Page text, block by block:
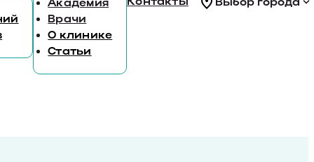
Академия
Врачи
О клинике
Статьи